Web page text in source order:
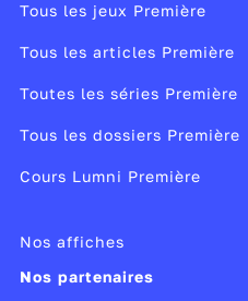
Tous les jeux Première
Tous les articles Première
Toutes les séries Première
Tous les dossiers Première
Cours Lumni Première
Nos affiches
Nos partenaires